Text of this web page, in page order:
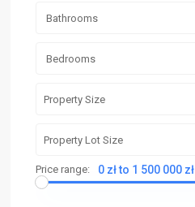
Bathrooms
Bedrooms
Price range: 0 zł to 1 500 000 zł